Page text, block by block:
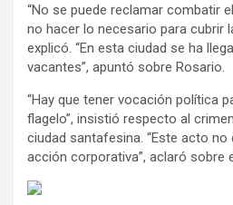
“No se puede reclamar combatir
no hacer lo necesario para cubrir
explicó. “En esta ciudad se ha
vacantes”, apuntó sobre Rosario.
“Hay que tener vocación política
flagelo”, insistió respecto al
ciudad santafesina. “Este acto
acción corporativa”, aclaró sobre